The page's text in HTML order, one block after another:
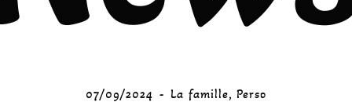
07/09/2024 La famille, Perso